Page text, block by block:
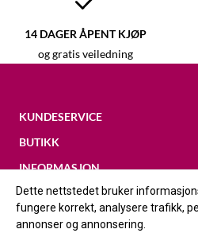
14 DAGER ÅPENT KJØP
og gratis veiledning
KUNDESERVICE
Kristina
093433686
Løkjavegen 16
2420
BUTIKK
Vilkår
Kontakt oss
INFORMASJON
Om oss
FØLG OSS
Facebook
Dette nettstedet bruker
fungere korrekt, analysere trafikk,
annonser og annonsering.